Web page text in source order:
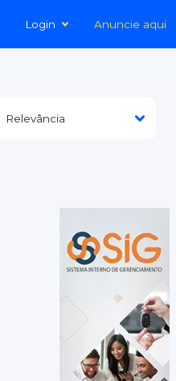
Login Anuncie aqui